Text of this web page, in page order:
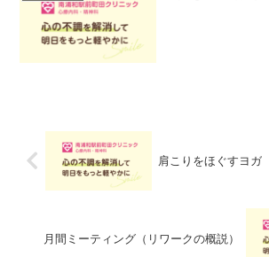
肩こりをほぐすヨガ
月間ミーティング（リワークの概説）